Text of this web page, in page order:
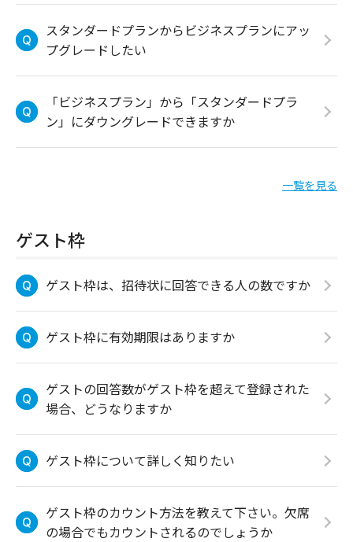
スタンダードプランからビジネスプランにアッ
プグレードしたい
「ビジネスプラン」から「スタンダードプラ
ン」にダウングレードできますか
一覧を見る
ゲスト枠
ゲスト枠は、招待状に回答できる人の数ですか
ゲスト枠に有効期限はありますか
ゲストの回答数がゲスト枠を超えて登録された
場合、どうなりますか
ゲスト枠について詳しく知りたい
ゲスト枠のカウント方法を教えて下さい。欠席
の場合でもカウントされるのでしょうか